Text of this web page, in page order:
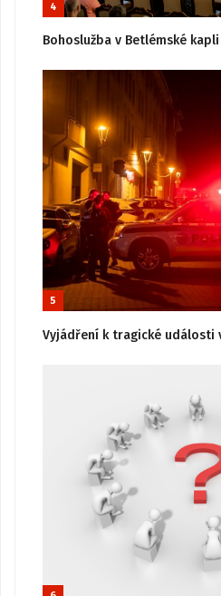
4
Bohoslužba v Betlémské
5
Vyjádření k tragické události